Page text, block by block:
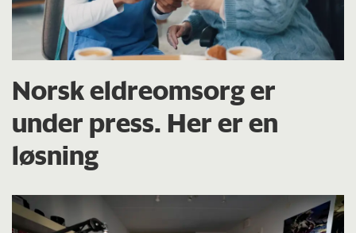
Norsk eldreomsorg er
under press. Her er en
løsning